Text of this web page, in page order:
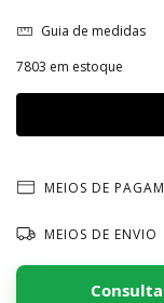
Guia de medidas
7803 em estoque
MEIOS DE
MEIOS DE ENVIO